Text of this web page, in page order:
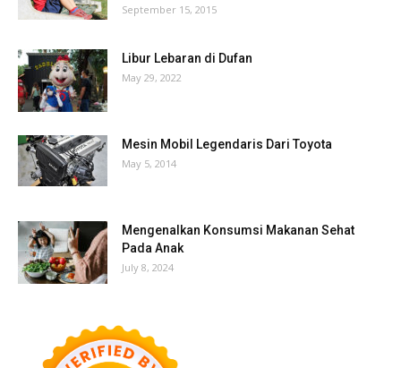
September 15, 2015
Libur Lebaran di Dufan
May 29, 2022
Mesin Mobil Legendaris Dari Toyota
May 5, 2014
Mengenalkan Konsumsi Makanan Sehat
Pada Anak
July 8, 2024